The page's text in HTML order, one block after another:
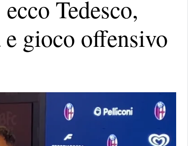
Tedesco,
gioco offensivo